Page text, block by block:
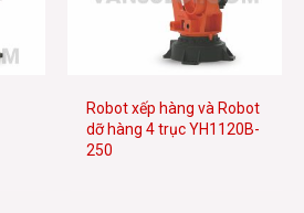
Robot xếp hàng và Robot
dỡ hàng 4 trục YH1120B-
250